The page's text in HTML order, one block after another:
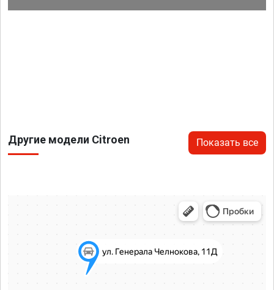
Другие модели Citroen Показать все